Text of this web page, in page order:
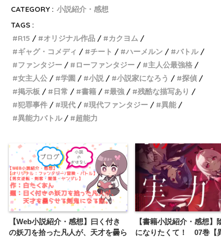
CATEGORY : 小説紹介・感想
TAGS :
R15
オリジナル作品
カクヨム
ギャグ・コメディ
チート ハーメルン
バトル
ファンタジー
ローファンタジー
主人公最強格
女主人公
学園 小説 小説家になろう
探偵
掲示板
日常 書籍 最強
残酷な描写あり
犯罪事件
現代 現代ファンタジー
異能
異能力バトル
超能力
【Web小説紹介・感想】曰く付き
の妖刀を拾った凡人が、天才を曇ら
【書籍小説紹介・感想】
になりたくて！ 07巻【